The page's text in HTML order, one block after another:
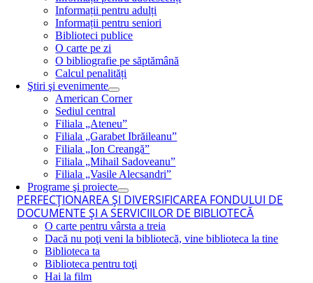
Informații pentru adulți
Informații pentru seniori
Biblioteci publice
O carte pe zi
O bibliografie pe săptămână
Calcul penalități
Ştiri şi evenimente
American Corner
Sediul central
Filiala „Ateneu”
Filiala „Garabet Ibrăileanu”
Filiala „Ion Creangă”
Filiala „Mihail Sadoveanu”
Filiala „Vasile Alecsandri”
Programe şi proiecte
PERFECŢIONAREA ŞI DIVERSIFICAREA FONDULUI DE
DOCUMENTE ŞI A SERVICIILOR DE BIBLIOTECĂ
O carte pentru vârsta a treia
Dacă nu poţi veni la bibliotecă, vine biblioteca la tine
Biblioteca ta
Biblioteca pentru toţi
Hai la film